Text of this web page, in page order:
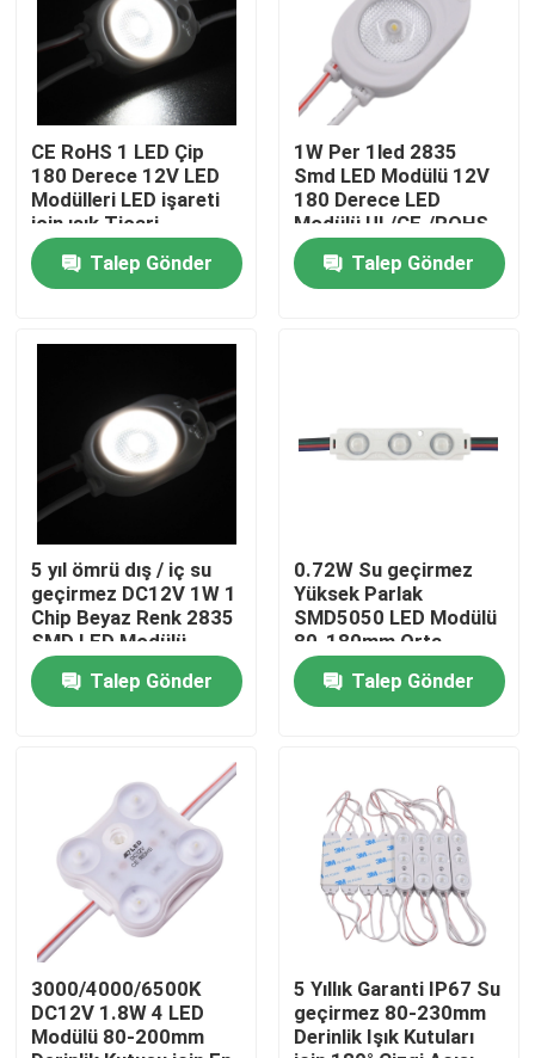
Hakkımızda
Kişiler
Ürünler
videolar
COB LED Şerit
RGB LED ŞERİT
Tek Renkli LED Şerit
Ayarlanabilir Beyaz LED Şerit
CE RoHS 1 LED Çip
180 Derece 12V LED
Modülleri LED işareti
için ışık Ticari
işaretler, Dekoratif
ışıklar Yüksek Kalite
Talep Gönder
1W Per 1led 2835
Smd LED Modülü 12V
180 Derece LED
Modülü UL/CE./ROHS
Sertifikası Geçti
Talep Gönder
5 yıl ömrü dış / iç su
geçirmez DC12V 1W 1
Chip Beyaz Renk 2835
SMD LED Modülü
Talep Gönder
0.72W Su geçirmez
Yüksek Parlak
SMD5050 LED Modülü
80-180mm Orta
Derinlik Işık Kutusu
için
Talep Gönder
3000/4000/6500K
DC12V 1.8W 4 LED
Modülü 80-200mm
5 Yıllık Garanti IP67 Su
geçirmez 80-230mm
Derinlik Işık Kutuları